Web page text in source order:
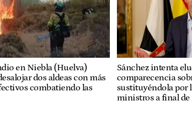
en Niebla (Huelva)
dos aldeas con más
combatiendo las
Sánchez intenta
comparecencia
sustituyéndola por
ministros a final de